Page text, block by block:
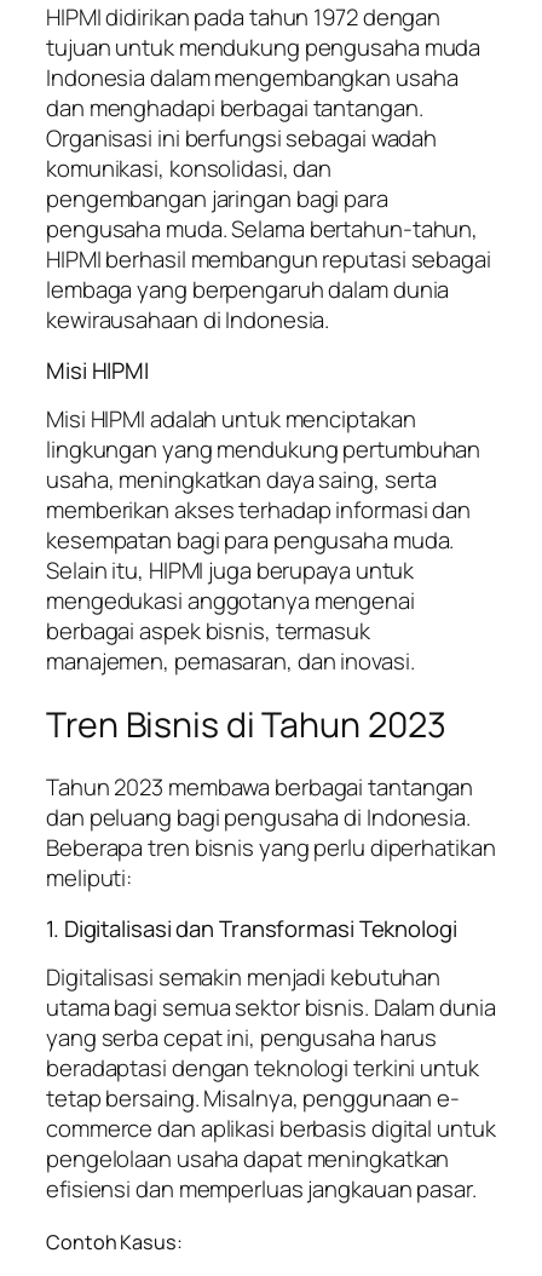
HIPMI didirikan pada tahun 1972 dengan
tujuan untuk mendukung pengusaha muda
Indonesia dalam mengembangkan usaha
dan menghadapi berbagai tantangan.
Organisasi ini berfungsi sebagai wadah
komunikasi, konsolidasi, dan
pengembangan jaringan bagi para
pengusaha muda. Selama bertahun-tahun,
HIPMI berhasil membangun reputasi sebagai
lembaga yang berpengaruh dalam dunia
kewirausahaan di Indonesia.
Misi HIPMI
Misi HIPMI adalah untuk menciptakan
lingkungan yang mendukung pertumbuhan
usaha, meningkatkan daya saing, serta
memberikan akses terhadap informasi dan
kesempatan bagi para pengusaha muda.
Selain itu, HIPMI juga berupaya untuk
mengedukasi anggotanya mengenai
berbagai aspek bisnis, termasuk
manajemen, pemasaran, dan inovasi.
Tren Bisnis di Tahun 2023
Tahun 2023 membawa berbagai tantangan
dan peluang bagi pengusaha di Indonesia.
Beberapa tren bisnis yang perlu diperhatikan
meliputi:
1. Digitalisasi dan Transformasi Teknologi
Digitalisasi semakin menjadi kebutuhan
utama bagi semua sektor bisnis. Dalam dunia
yang serba cepat ini, pengusaha harus
beradaptasi dengan teknologi terkini untuk
tetap bersaing. Misalnya, penggunaan e-
commerce dan aplikasi berbasis digital untuk
pengelolaan usaha dapat meningkatkan
efisiensi dan memperluas jangkauan pasar.
Contoh Kasus: